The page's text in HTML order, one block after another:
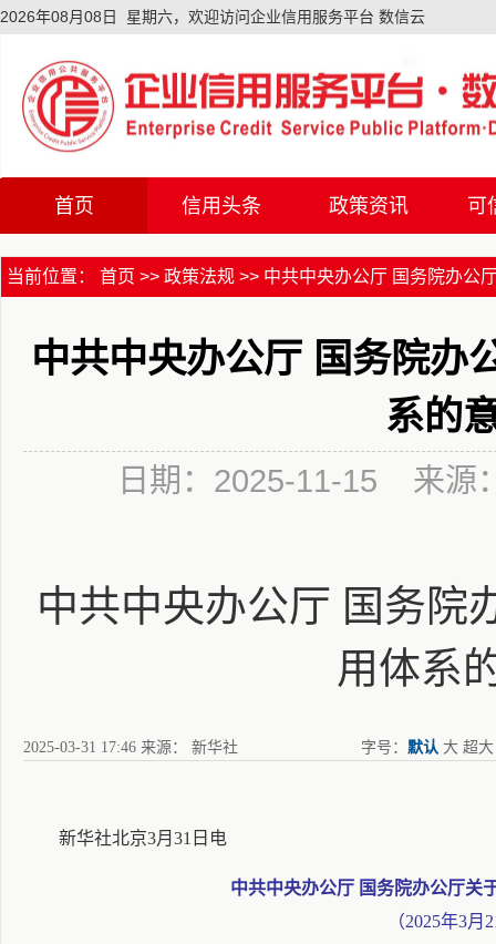
2026年08月08日 星期六，欢迎访问企业信用服务平台 数信云
首页
首页
信用头条 政策资讯 可
当前位置： 首页 >> 政策法规 >> 中共中央办公厅 国务院办公
中共中央办公厅 国务院办
系的
日期：2025-11-15 来源
中共中央办公厅 国务院
用体系
2025-03-31 17:46 来源： 新华社 字号： 默认 大 超大
新华社北京3月31日电
中共中央办公厅 国务院办公厅关
（2025年3月